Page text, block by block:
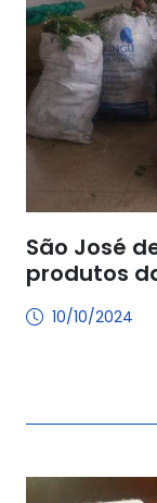
São José
produtos
10/10/2024